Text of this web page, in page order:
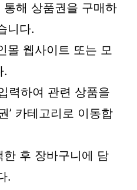
해 상품권을 구매하
니다.
몰 웹사이트 또는 모
.
력하여 관련 상품을
’ 카테고리로 이동합
후 장바구니에 담
.